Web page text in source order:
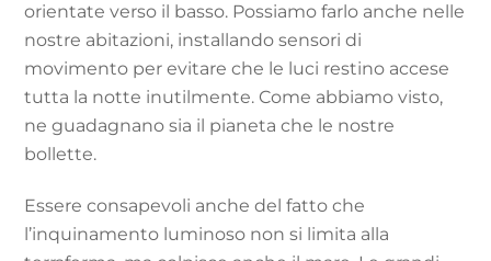
orientate verso il basso. Possiamo farlo anche nelle
nostre abitazioni, installando sensori di
movimento per evitare che le luci restino accese
tutta la notte inutilmente. Come abbiamo visto,
ne guadagnano sia il pianeta che le nostre
bollette.
Essere consapevoli anche del fatto che
l’inquinamento luminoso non si limita alla